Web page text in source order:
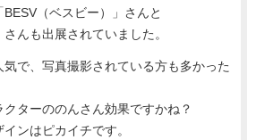
（ベスビー）」さんと
さんも出展されていました。
で、写真撮影されている方も多かった
ターののんさん効果ですかね？
ンはピカイチです。